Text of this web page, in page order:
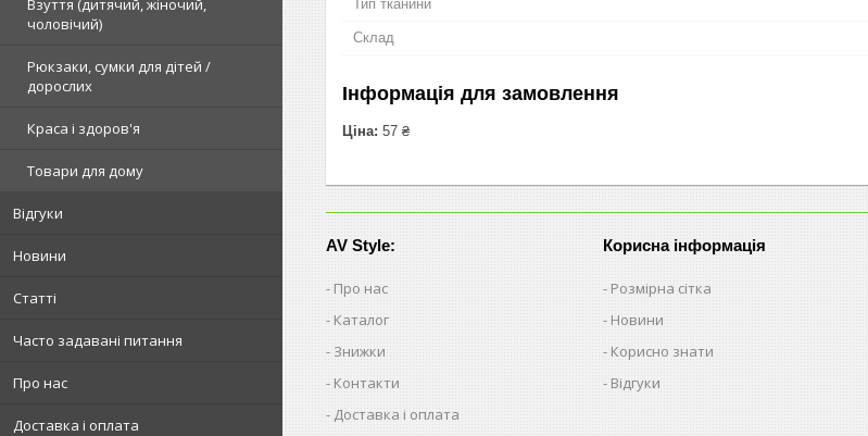
Взуття (дитячий, жіночий,
чоловічий)
Рюкзаки, сумки для дітей /
дорослих
Краса і здоров'я
Товари для дому
Відгуки
Новини
Статті
Часто задавані питання
Про нас
Доставка і оплата
Тип тканини
Склад
Інформація для замовлення
Ціна: 57 ₴
AV Style:
Про нас
Каталог
Знижки
Контакти
Доставка і оплата
Корисна інформація
Розмірна сітка
Новини
Корисно знати
Відгуки